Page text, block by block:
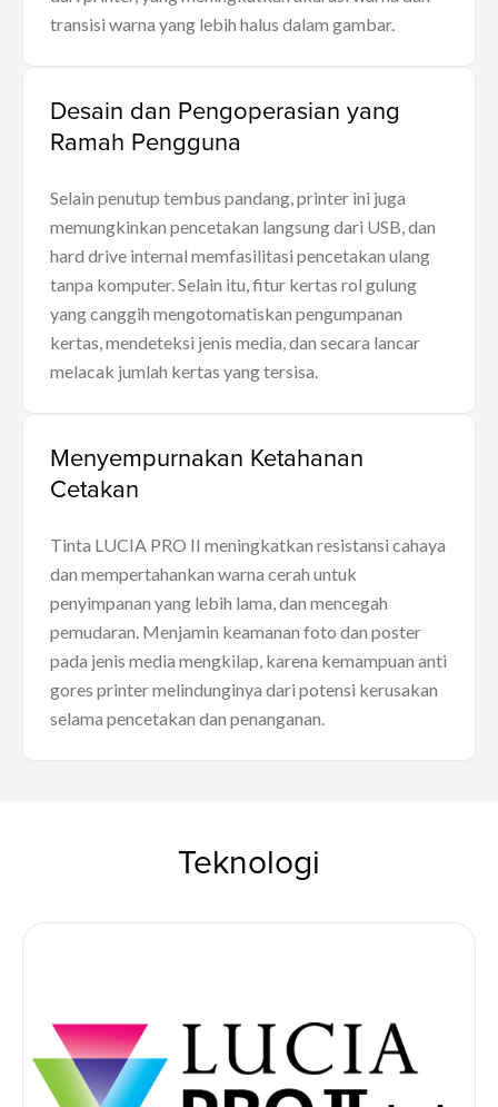
transisi warna yang lebih halus dalam gambar.
Desain dan Pengoperasian yang
Ramah Pengguna
Selain penutup tembus pandang, printer ini juga
memungkinkan pencetakan langsung dari USB, dan
hard drive internal memfasilitasi pencetakan ulang
tanpa komputer. Selain itu, fitur kertas rol gulung
yang canggih mengotomatiskan pengumpanan
kertas, mendeteksi jenis media, dan secara lancar
melacak jumlah kertas yang tersisa.
Menyempurnakan Ketahanan
Cetakan
Tinta LUCIA PRO II meningkatkan resistansi cahaya
dan mempertahankan warna cerah untuk
penyimpanan yang lebih lama, dan mencegah
pemudaran. Menjamin keamanan foto dan poster
pada jenis media mengkilap, karena kemampuan anti
gores printer melindunginya dari potensi kerusakan
selama pencetakan dan penanganan.
Teknologi